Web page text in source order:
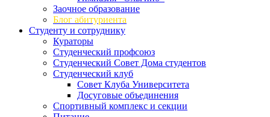
Заочное образование
Блог абитуриента
Студенту и сотруднику
Кураторы
Студенческий профсоюз
Студенческий Совет Дома студентов
Студенческий клуб
Совет Клуба Университета
Досуговые объединения
Спортивный комплекс и секции